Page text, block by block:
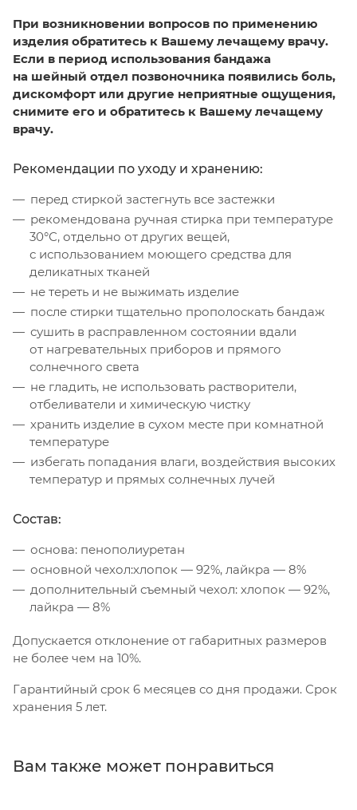
При возникновении вопросов по применению
изделия обратитесь к Вашему лечащему врачу.
Если в период использования бандажа
на шейный отдел позвоночника появились боль,
дискомфорт или другие неприятные ощущения,
снимите его и обратитесь к Вашему лечащему
врачу.
Рекомендации по уходу и хранению:
перед стиркой застегнуть все застежки
рекомендована ручная стирка при температуре
30°С, отдельно от других вещей,
с использованием моющего средства для
деликатных тканей
не тереть и не выжимать изделие
после стирки тщательно прополоскать бандаж
сушить в расправленном состоянии вдали
от нагревательных приборов и прямого
солнечного света
не гладить, не использовать растворители,
отбеливатели и химическую чистку
хранить изделие в сухом месте при комнатной
температуре
избегать попадания влаги, воздействия высоких
температур и прямых солнечных лучей
Состав:
основа: пенополиуретан
основной чехол:хлопок — 92%, лайкра — 8%
дополнительный съемный чехол: хлопок — 92%,
лайкра — 8%
Допускается отклонение от габаритных размеров
не более чем на 10%.
Гарантийный срок 6 месяцев со дня продажи. Срок
хранения 5 лет.
Вам также может понравиться